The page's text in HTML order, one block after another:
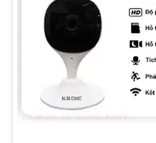
ngoại ban đêm khoảng cách lên
**Camera Dahua HDCVI
Camera HDCVI 2MP hỗ trợ
Lens cố định 3.6mm. - Tầm
đến 20m. - Chống ngược sáng
sáng, chống nhiễu 3D. - Giá
Nhớ kiểm tra và lựa chọn sản
cầu sử dụng và không gian lắp